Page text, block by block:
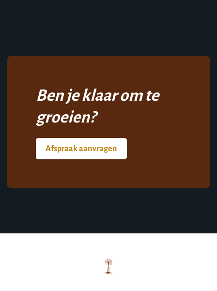
Ben je klaar om te
groeien?
Afspraak aanvragen